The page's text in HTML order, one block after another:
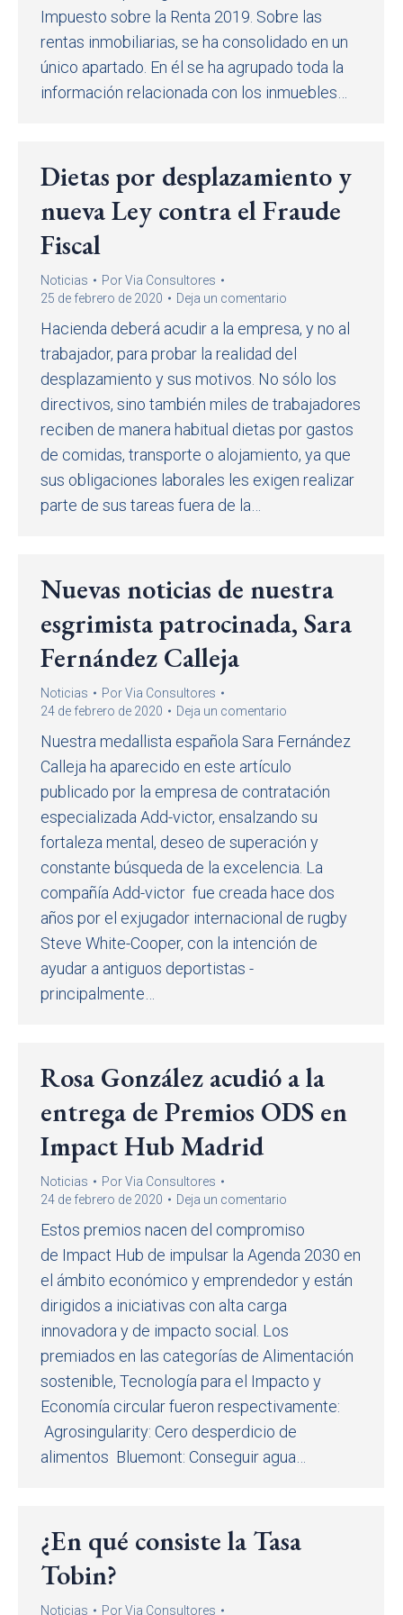
Impuesto sobre la Renta 2019. Sobre las
rentas inmobiliarias, se ha consolidado en un
único apartado. En él se ha agrupado toda la
información relacionada con los inmuebles…
Dietas por desplazamiento y
nueva Ley contra el Fraude
Fiscal
Noticias PorVia Consultores
25 de febrero de 2020
Deja un comentario
Hacienda deberá acudir a la empresa, y no al
trabajador, para probar la realidad del
desplazamiento y sus motivos. No sólo los
directivos, sino también miles de trabajadores
reciben de manera habitual dietas por gastos
de comidas, transporte o alojamiento, ya que
sus obligaciones laborales les exigen realizar
parte de sus tareas fuera de la…
Nuevas noticias de nuestra
esgrimista patrocinada, Sara
Fernández Calleja
Noticias PorVia Consultores
24 de febrero de 2020
Deja un comentario
Nuestra medallista española Sara Fernández
Calleja ha aparecido en este artículo
publicado por la empresa de contratación
especializada Add-victor, ensalzando su
fortaleza mental, deseo de superación y
constante búsqueda de la excelencia. La
compañía Add-victor fue creada hace dos
años por el exjugador internacional de rugby
Steve White-Cooper, con la intención de
ayudar a antiguos deportistas -
principalmente…
Rosa González acudió a la
entrega de Premios ODS en
Impact Hub Madrid
Noticias PorVia Consultores
24 de febrero de 2020
Deja un comentario
Estos premios nacen del compromiso
de Impact Hub de impulsar la Agenda 2030 en
el ámbito económico y emprendedor y están
dirigidos a iniciativas con alta carga
innovadora y de impacto social. Los
premiados en las categorías de Alimentación
sostenible, Tecnología para el Impacto y
Economía circular fueron respectivamente:
Agrosingularity: Cero desperdicio de
alimentos Bluemont: Conseguir agua…
¿En qué consiste la Tasa
Tobin?
Noticias PorVia Consultores